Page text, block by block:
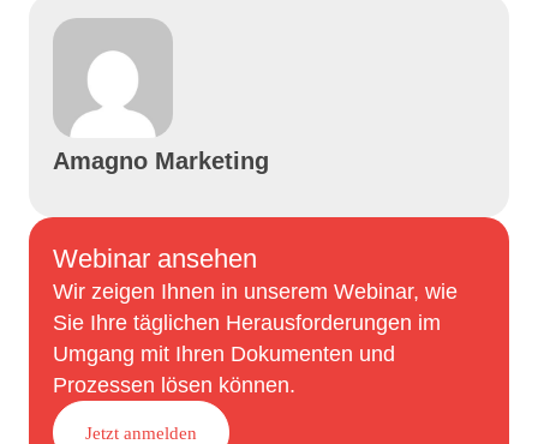
Webinar ansehen
Wir zeigen Ihnen in unserem Webinar, wie
Sie Ihre täglichen Herausforderungen im
Umgang mit Ihren Dokumenten und
Prozessen lösen können.
Jetzt anmelden
Amagno Marketing